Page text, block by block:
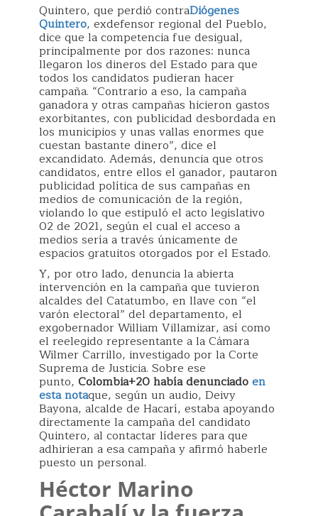
Quintero, que perdió contraDiógenes
Quintero, exdefensor regional del Pueblo,
dice que la competencia fue desigual,
principalmente por dos razones: nunca
llegaron los dineros del Estado para que
todos los candidatos pudieran hacer
campaña. “Contrario a eso, la campaña
ganadora y otras campañas hicieron gastos
exorbitantes, con publicidad desbordada en
los municipios y unas vallas enormes que
cuestan bastante dinero”, dice el
excandidato. Además, denuncia que otros
candidatos, entre ellos el ganador, pautaron
publicidad política de sus campañas en
medios de comunicación de la región,
violando lo que estipuló el acto legislativo
02 de 2021, según el cual el acceso a
medios sería a través únicamente de
espacios gratuitos otorgados por el Estado.
Y, por otro lado, denuncia la abierta
intervención en la campaña que tuvieron
alcaldes del Catatumbo, en llave con “el
varón electoral” del departamento, el
exgobernador William Villamizar, así como
el reelegido representante a la Cámara
Wilmer Carrillo, investigado por la Corte
Suprema de Justicia. Sobre ese
punto, Colombia+20 había denunciadoen
esta notaque, según un audio, Deivy
Bayona, alcalde de Hacarí, estaba apoyando
directamente la campaña del candidato
Quintero, al contactar líderes para que
adhirieran a esa campaña y afirmó haberle
puesto un personal.
Héctor Marino